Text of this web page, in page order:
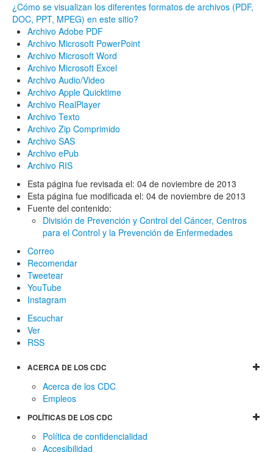
¿Cómo se visualizan los diferentes formatos de archivos (PDF,
DOC, PPT, MPEG) en este sitio?
Archivo Adobe PDF
Archivo Microsoft PowerPoint
Archivo Microsoft Word
Archivo Microsoft Excel
Archivo Audio/Video
Archivo Apple Quicktime
Archivo RealPlayer
Archivo Texto
Archivo Zip Comprimido
Archivo SAS
Archivo ePub
Archivo RIS
Esta página fue revisada el: 04 de noviembre de 2013
Esta página fue modificada el: 04 de noviembre de 2013
Fuente del contenido:
División de Prevención y Control del Cáncer, Centros
para el Control y la Prevención de Enfermedades
Correo
Recomendar
Tweetear
YouTube
Instagram
Escuchar
Ver
RSS
ACERCA DE LOS CDC
Acerca de los CDC
Empleos
POLÍTICAS DE LOS CDC
Política de confidencialidad
Accesibilidad